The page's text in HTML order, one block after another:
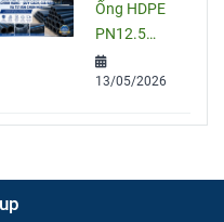
Chọn Đúng
Cho Công
Trình
Ống HDPE
PN12.5
Bình Minh
Chính Hãng
Chọn Mua
13/05/2026